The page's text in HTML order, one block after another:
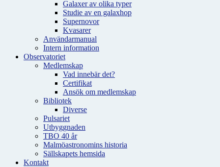
Galaxer av olika typer
Studie av en galaxhop
Supernovor
Kvasarer
Användarmanual
Intern information
Observatoriet
Medlemskap
Vad innebär det?
Certifikat
Ansök om medlemskap
Bibliotek
Diverse
Pulsariet
Utbyggnaden
TBO 40 år
Malmöastronomins historia
Sällskapets hemsida
Kontakt